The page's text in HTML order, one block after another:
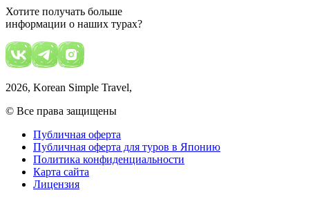
Хотите получать больше
информации о наших турах?
2026, Korean Simple Travel,
© Все права защищены
Публичная оферта
Публичная оферта для туров в Японию
Политика конфиденциальности
Карта сайта
Лицензия